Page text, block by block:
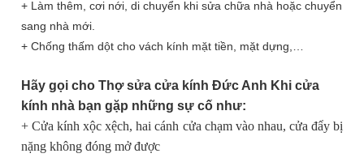
+ Làm thêm, cơi nới, di chuyển khi sửa chữa nhà hoặc chuyển
sang nhà mới.
+ Chống thấm dột cho vách kính mặt tiền, mặt dựng,…
Hãy gọi cho Thợ sửa cửa kính Đức Anh Khi cửa
kính nhà bạn gặp những sự cố như:
+ Cửa kính xộc xệch, hai cánh cửa chạm vào nhau, cửa đẩy bị
nặng không đóng mở được